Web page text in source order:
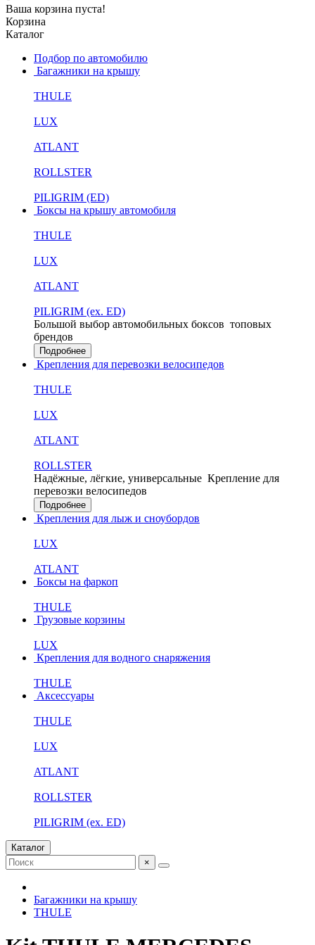
Ваша корзина пуста!
Корзина
Каталог
Подбор по автомобилю
Багажники на крышу
THULE
LUX
ATLANT
ROLLSTER
PILIGRIM (ED)
Боксы на крышу автомобиля
THULE
LUX
ATLANT
PILIGRIM (ex. ED)
Большой выбор автомобильных боксов топовых
брендов
Подробнее
Крепления для перевозки велосипедов
THULE
LUX
ATLANT
ROLLSTER
Надёжные, лёгкие, универсальные Крепление для
перевозки велосипедов
Подробнее
Крепления для лыж и сноубордов
LUX
ATLANT
Боксы на фаркоп
THULE
Грузовые корзины
LUX
Крепления для водного снаряжения
THULE
Аксессуары
THULE
LUX
ATLANT
ROLLSTER
PILIGRIM (ex. ED)
Каталог
×
Багажники на крышу
THULE